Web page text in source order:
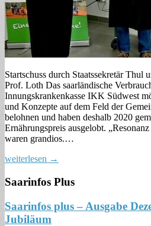
Startschuss durch Staatssekretär Thul
Prof. Loth Das saarländische
Innungskrankenkasse IKK Südwest
und Konzepte auf dem Feld der
belohnen und haben deshalb 2020
Ernährungspreis ausgelobt.
waren grandios.…
weiterlesen →
Saarinfos Plus
Saarinfos plus – Ausgabe
Jubiläum